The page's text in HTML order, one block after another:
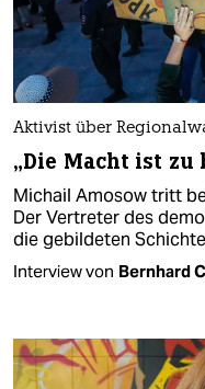
Aktivist über
„Die Macht ist
Michail Amosow tritt
Der Vertreter des
die gebildeten
Interview von Bernhard